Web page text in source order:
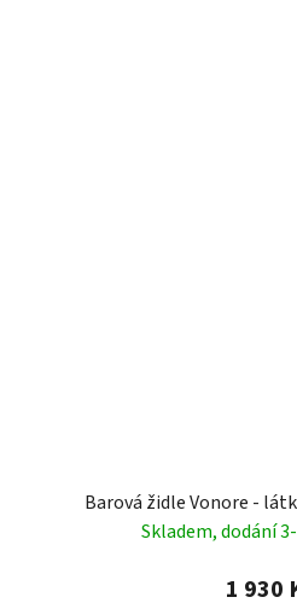
Barová židle Vonore -
Skladem, dodání
1 930